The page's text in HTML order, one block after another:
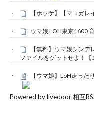
【ホッケ】【マコガレ
ウマ娘 LOH東京1600
【無料】ウマ娘シン
ファイルをゲットせよ！【
【ウマ娘】LoH走った
Powered by livedoor 相互